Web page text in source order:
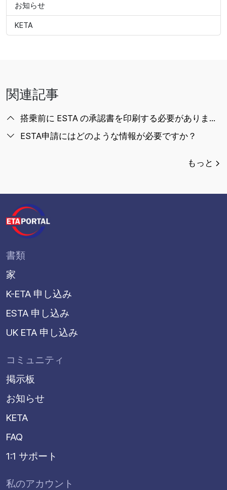
お知らせ
KETA
関連記事
搭乗前に ESTA の承認書を印刷する必要がありますか？
ESTA申請にはどのような情報が必要ですか？
もっと
書類
家
K-ETA 申し込み
ESTA 申し込み
UK ETA 申し込み
コミュニティ
掲示板
お知らせ
KETA
FAQ
1:1 サポート
私のアカウント